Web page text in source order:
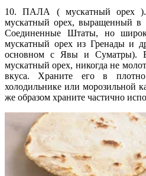
10. ПАЛА ( мускатный орех ).
мускатный орех, выращенный в
Соединенные Штаты, но
мускатный орех из Гренады и
основном с Явы и Суматры).
мускатный орех, никогда не
вкуса. Храните его в
холодильнике или морозильной
же образом храните частично